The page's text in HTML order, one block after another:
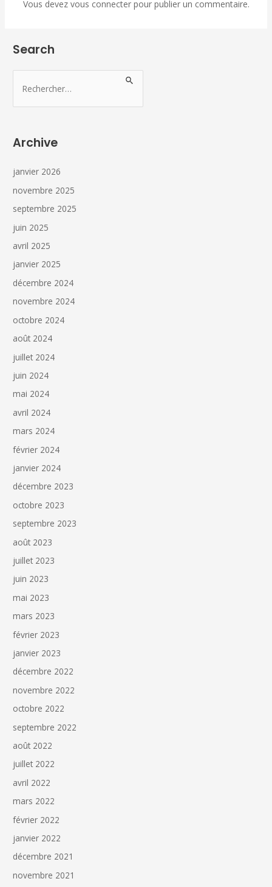
Vous devez vous connecterpour publier un commentaire.
Search
Archive
janvier 2026
novembre 2025
septembre 2025
juin 2025
avril 2025
janvier 2025
décembre 2024
novembre 2024
octobre 2024
août 2024
juillet 2024
juin 2024
mai 2024
avril 2024
mars 2024
février 2024
janvier 2024
décembre 2023
octobre 2023
septembre 2023
août 2023
juillet 2023
juin 2023
mai 2023
mars 2023
février 2023
janvier 2023
décembre 2022
novembre 2022
octobre 2022
septembre 2022
août 2022
juillet 2022
avril 2022
mars 2022
février 2022
janvier 2022
décembre 2021
novembre 2021